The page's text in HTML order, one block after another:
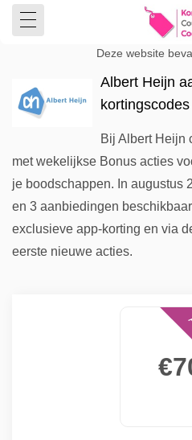
Deze website
Albert Heijn
Bij Albert Heijn
met wekelijkse Bonus acties
je boodschappen. In augustus
en 3 aanbiedingen
exclusieve app-korting en via
eerste nieuwe acties.